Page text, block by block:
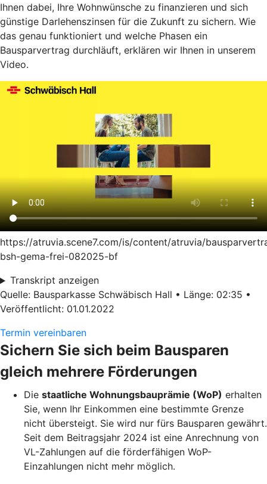
Ihnen dabei, Ihre Wohnwünsche zu finanzieren und sich
günstige Darlehenszinsen für die Zukunft zu sichern. Wie
das genau funktioniert und welche Phasen ein
Bausparvertrag durchläuft, erklären wir Ihnen in unserem
Video.
https://atruvia.scene7.com/is/content/atruvia/
bsh-gema-frei-082025-bf
Transkript anzeigen
Quelle: Bausparkasse Schwäbisch Hall • Länge: 02:35 •
Veröffentlicht: 01.01.2022
Termin vereinbaren
Sichern Sie sich beim Bausparen
gleich mehrere Förderungen
Die staatliche Wohnungsbauprämie (WoP) erhalten
Sie, wenn Ihr Einkommen eine bestimmte Grenze
nicht übersteigt. Sie wird nur fürs Bausparen gewährt.
Seit dem Beitragsjahr 2024 ist eine Anrechnung von
VL-Zahlungen auf die förderfähigen WoP-
Einzahlungen nicht mehr möglich.